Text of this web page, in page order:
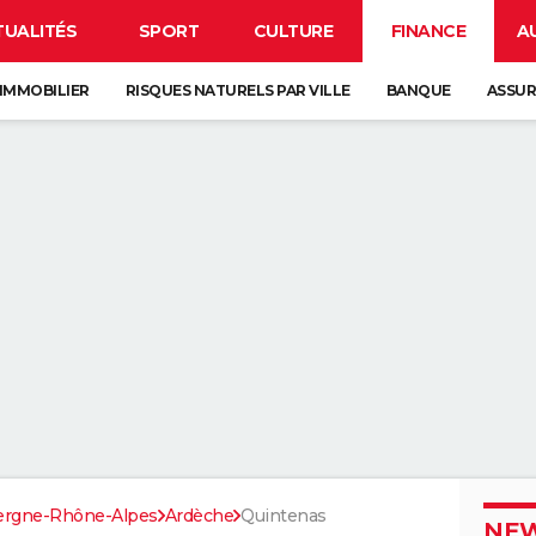
SPORT CULTURE FINANCE
RISQUES NATURELS PAR VILLE BANQUE
Rhône-Alpes Ardèche Quintenas